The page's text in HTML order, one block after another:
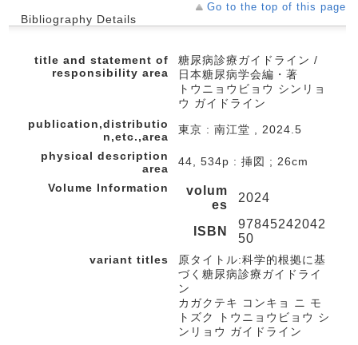
Go to the top of this page
Bibliography Details
title and statement of
responsibility area
糖尿病診療ガイドライン /
日本糖尿病学会編・著
トウニョウビョウ シンリョ
ウ ガイドライン
publication,distributio
n,etc.,area
東京 : 南江堂 , 2024.5
physical description
area
44, 534p : 挿図 ; 26cm
Volume Information
volum
es
2024
ISBN
97845242042
50
variant titles
原タイトル:科学的根拠に基
づく糖尿病診療ガイドライ
ン
カガクテキ コンキョ ニ モ
トズク トウニョウビョウ シ
ンリョウ ガイドライン